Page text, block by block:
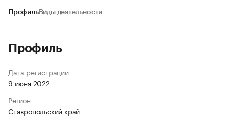
ПрофильВиды деятельности
Профиль
Дата регистрации
9 июня 2022
Регион
Ставропольский край